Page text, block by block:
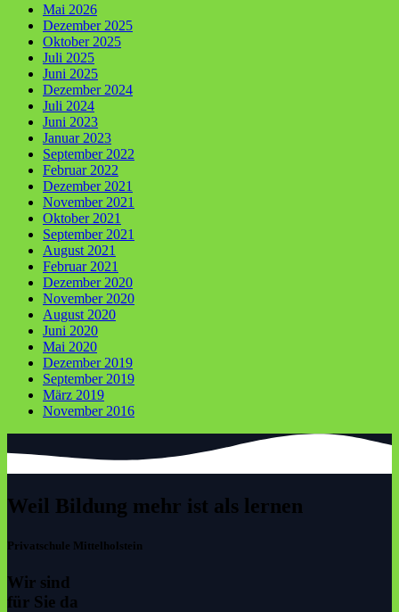
Mai 2026
Dezember 2025
Oktober 2025
Juli 2025
Juni 2025
Dezember 2024
Juli 2024
Juni 2023
Januar 2023
September 2022
Februar 2022
Dezember 2021
November 2021
Oktober 2021
September 2021
August 2021
Februar 2021
Dezember 2020
November 2020
August 2020
Juni 2020
Mai 2020
Dezember 2019
September 2019
März 2019
November 2016
Weil Bildung mehr ist als lernen
Privatschule Mittelholstein
Wir sind
für Sie da